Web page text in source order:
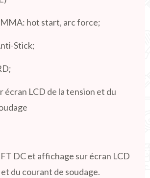
MMA: hot start, arc force;
Stick;
écran LCD de la tension et du
DC et affichage sur écran LCD
du courant de soudage.